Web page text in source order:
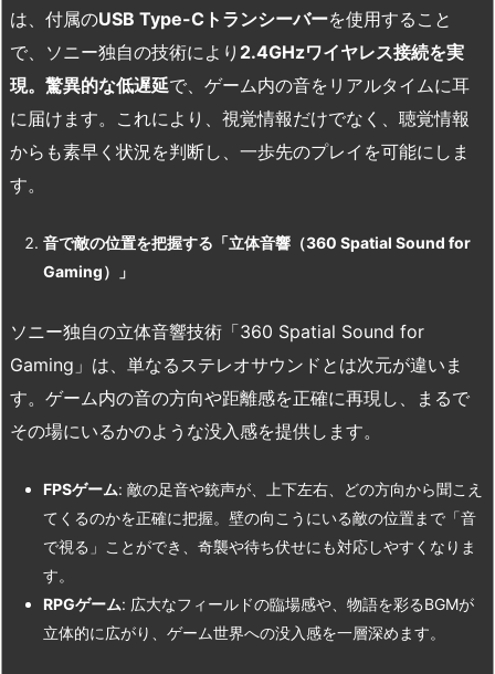
は、付属のUSB Type-C トランシーバーを使用すること
で、ソニー独自の技術により 2.4GHzワイヤレス接続を実
現。驚異的な低遅延で、ゲーム内の音をリアルタイムに耳
に届けます。これにより、視覚情報だけでなく、聴覚情報
からも素早く状況を判断し、一歩先のプレイを可能にしま
す。
音で敵の位置を把握する「立体音響（360 Spatial Sound for
Gaming）」
ソニー独自の立体音響技術「360 Spatial Sound for
Gaming」は、単なるステレオサウンドとは次元が違いま
す。ゲーム内の音の方向や距離感を正確に再現し、まるで
その場にいるかのような没入感を提供します。
FPSゲーム: 敵の足音や銃声が、上下左右、どの方向から聞こえ
てくるのかを正確に把握。壁の向こうにいる敵の位置まで「音
で視る」ことができ、奇襲や待ち伏せにも対応しやすくなりま
す。
RPGゲーム: 広大なフィールドの臨場感や、物語を彩るBGMが
立体的に広がり、ゲーム世界への没入感を一層深めます。